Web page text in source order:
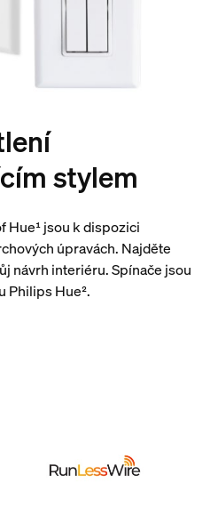
stylem
Hue¹ jsou k dispozici
úpravách. Najděte
návrh interiéru. Spínače jsou
Philips Hue².